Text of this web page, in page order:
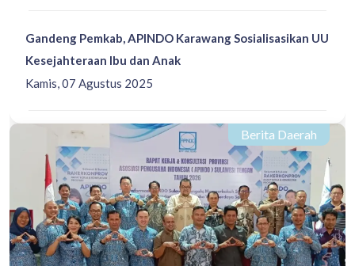
Kamis, 07 Agustus 2025
Gandeng Pemkab, APINDO Karawang Sosialisasikan UU
Kesejahteraan Ibu dan Anak
Berita Daerah